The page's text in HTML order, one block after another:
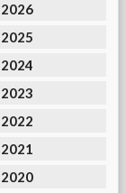
2026
2025
2024
2023
2022
2021
2020